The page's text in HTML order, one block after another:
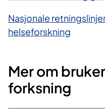
Nasjonale
helseforskning
Mer om
forksning